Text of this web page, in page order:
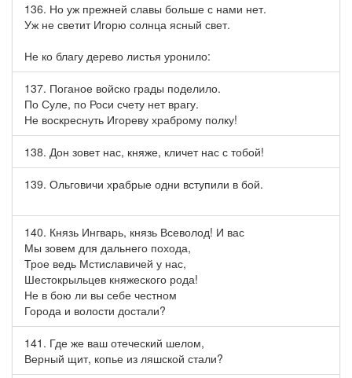
136. Но уж прежней славы больше с нами нет.
Уж не светит Игорю солнца ясный свет.
Не ко благу дерево листья уронило:
137. Поганое войско грады поделило.
По Суле, по Роси счету нет врагу.
Не воскреснуть Игореву храброму полку!
138. Дон зовет нас, княже, кличет нас с тобой!
139. Ольговичи храбрые одни вступили в бой.
140. Князь Ингварь, князь Всеволод! И вас
Мы зовем для дальнего похода,
Трое ведь Мстиславичей у нас,
Шестокрыльцев княжеского рода!
Не в бою ли вы себе честном
Города и волости достали?
141. Где же ваш отеческий шелом,
Верный щит, копье из ляшской стали?